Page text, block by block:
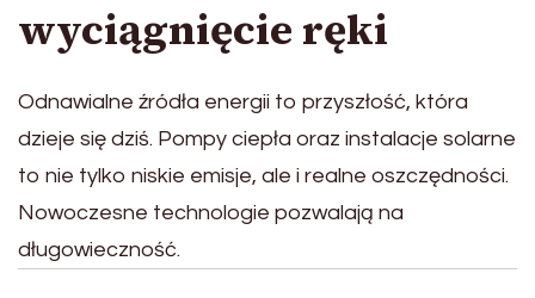
wyciągnięcie ręki
Odnawialne źródła energii to przyszłość, która
dzieje się dziś. Pompy ciepła oraz instalacje solarne
to nie tylko niskie emisje, ale i realne oszczędności.
Nowoczesne technologie pozwalają na
długowieczność.